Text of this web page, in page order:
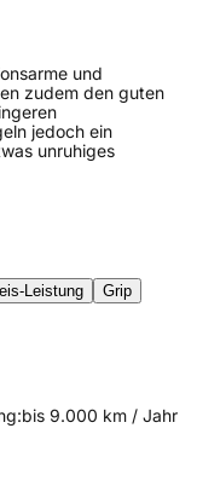
und
zudem den guten
jedoch ein
unruhiges
Leistung
Grip
bis 9.000 km / Jahr